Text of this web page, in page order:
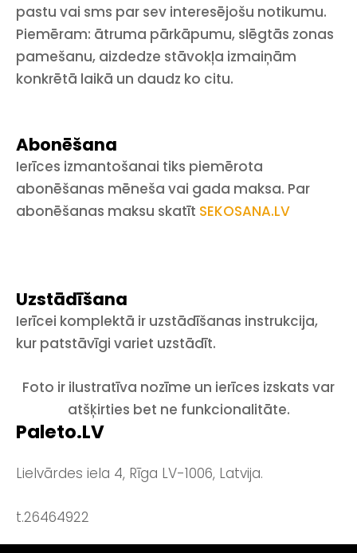
Paleto.LV
Lielvārdes iela 4, Rīga LV-1006, Latvija.
t.26464922
pastu vai sms par sev interesējošu notikumu.
Piemēram: ātruma pārkāpumu, slēgtās zonas
pamešanu, aizdedze stāvokļa izmaiņām
konkrētā laikā un daudz ko citu.
Abonēšana
Ierīces izmantošanai tiks piemērota
abonēšanas mēneša vai gada maksa. Par
abonēšanas maksu skatīt SEKOSANA.LV
Uzstādīšana
Ierīcei komplektā ir uzstādīšanas instrukcija,
kur patstāvīgi variet uzstādīt.
Foto ir ilustratīva nozīme un ierīces izskats var
atšķirties bet ne funkcionalitāte.